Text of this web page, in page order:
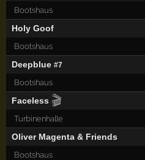
Bootshaus
Holy Goof
Bootshaus
Deepblue #7
Bootshaus
Faceless 🎬
Turbinenhalle
Oliver Magenta & Friends
Bootshaus